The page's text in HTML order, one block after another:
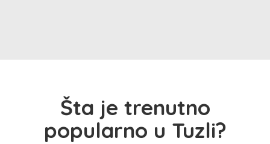
Šta je trenutno
popularno u Tuzli?